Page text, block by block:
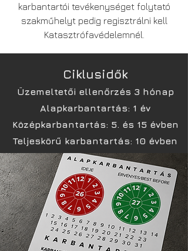
karbantartói tevékenységet folytató
szakműhelyt pedig regisztrálni kell
Katasztrófavédelemnél.
Ciklusidők
Üzemeltetői ellenőrzés 3 hónap
Alapkarbantartás: 1 év
Középkarbantartás: 5. és 15 évben
Teljeskörű karbantartás: 10 évben